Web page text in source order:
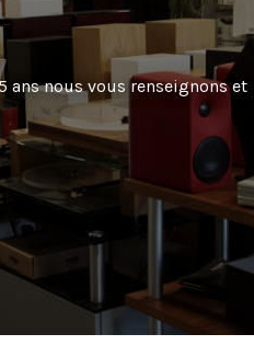
ans nous vous renseignons et